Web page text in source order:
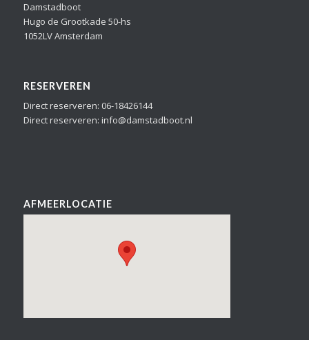
Damstadboot
Hugo de Grootkade 50-hs
1052LV Amsterdam
RESERVEREN
Direct reserveren: 06-18426144
Direct reserveren: info@damstadboot.nl
AFMEERLOCATIE